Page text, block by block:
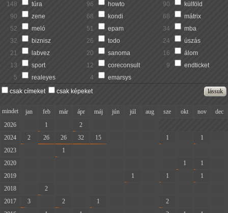
148
túra 96 howto 90
külföld
90
zene 68 kondi 68
mátrix
52
meló 51 epam 34
mba
32
biznisz 26 todo 24
úszás
21
labvez 20 sanoma 16
álom
13
sport 12 coreconsult 9
endticket
5
realeyes 4
emarsys
csak címeket
csak képeket
mindet jan feb már ápr máj jún júl aug sze okt nov
dec
2026
1 2
2024
2 26 26 32 15 1 1
2023
1
2020
1 1
2019
1 1 1
2018
2
2017
3 2 1 2